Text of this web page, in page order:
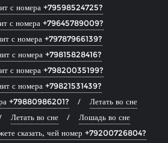
с номера +79598524725?
с номера +79645789009?
с номера +79787966139?
с номера +79815828416?
с номера +79820035199?
с номера +79821531439?
+79880986201?
Летать во сне
Летать во сне
Лошадь во сне
сказать, чей номер +79200726804?